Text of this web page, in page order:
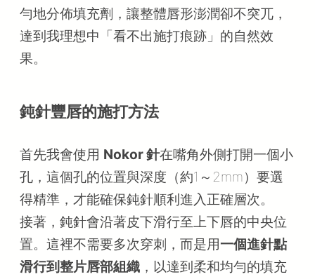
勻地分佈填充劑，讓整體唇形澎潤卻不突兀，
達到我理想中「看不出施打痕跡」的自然效
果。
鈍針豐唇的施打方法
首先我會使用 Nokor 針在嘴角外側打開一個小
孔，這個孔的位置與深度（約1～2mm）要選
得精準，才能確保鈍針順利進入正確層次。
接著，鈍針會沿著皮下滑行至上下唇的中央位
置。這裡不需要多次穿刺，而是用一個進針點
滑行到整片唇部組織 ，以達到柔和均勻的填充